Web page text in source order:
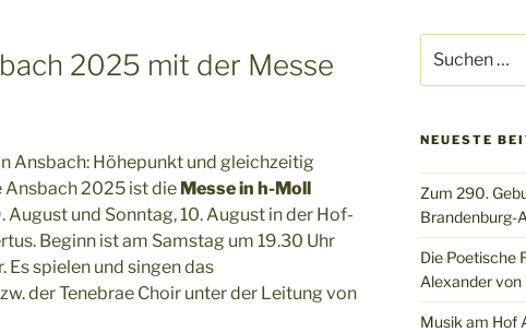
2025 mit der Messe
Ansbach: Höhepunkt und gleichzeitig
Ansbach 2025 ist die Messe in h-Moll
August und Sonntag, 10. August in der Hof-
Beginn ist am Samstag um 19.30 Uhr
Es spielen und singen das
der Tenebrae Choir unter der Leitung von
nach:
NEUESTE
Zum 290.
Brandenburg-
Die Poetische
Alexander
Musik am Hof